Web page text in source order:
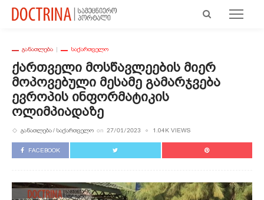
ᲒᲐᲜᲐᲗᲚᲔᲑᲐ ᲡᲐᲥᲐᲠᲗᲕᲔᲚᲝ
Ქართველი Მოსწავლეების Მიერ
Მოპოვებული Მესამე Გამარჯვება
Ევროპის Ინფორმატიკის
Ოლიმპიადაზე
ᲒᲐᲜᲐᲗᲚᲔᲑᲐ ᲡᲐᲥᲐᲠᲗᲕᲔᲚᲝ on 27/01/2023 1.04K VIEWS
FACEBOOK